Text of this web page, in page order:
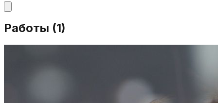
Работы (1)